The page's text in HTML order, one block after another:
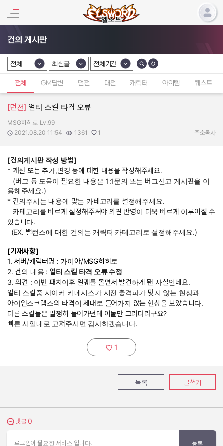
건의 게시판
카테고리 선택
전체
카테고리 선택
최신글
카테고리 선택
전체기간
전체 GM답변 던전 대전 캐릭터 아이템 퀘스트
[던전] 얼티 스킬 타격 오류
작성자:
MSG히히로 Lv.99
작성일:
2021.08.20 11:54
조회수:
1361
추천수:
1 주소복사
[건의게시판 작성 방법]
* 개선 또는 추가,변경 등에 대한 내용을 작성해주세요.
(버그 등 도움이 필요한 내용은 1:1문의 또는 버그신고 게시판을 이
용해주세요.)
* 건의주시는 내용에 맞는 카테고리를 설정해주세요.
카테고리를 바르게 설정해주셔야 의견 반영이 더욱 빠르게 이루어질 수
있습니다.
(EX. 밸런스에 대한 건의는 캐릭터 카테고리로 설정해주세요.)
[기재사항]
1. 서버/캐릭터명 : 가이아/MSG히히로
2. 건의 내용 : 얼티 스킬 타격 오류 수정
3. 의견 : 이번 패치이후 일퀘를 돌면서 발견하게 됀 사실인데요.
얼티 스킬중 사이커 키네시스가 시전 충격파가 맞지 않는 현상과
아이언스크랩스의 타격이 제대로 들어가지 않는 현상을 보았습니다.
다른 스킬들은 멀쩡히 들어가던데 이둘만 그러더라구요?
빠른 시일내로 고쳐주시면 감사하겠습니다.
추천하기:
1
목록 글쓰기
댓글 보기
댓글 0
로그인이 필요한 서비스 입니다. 등록